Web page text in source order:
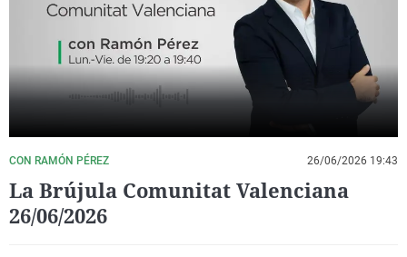
La rosa de los vientos
Gente viajera
Como el perro y el
Caso
Retornados
Equipo de
Operación Viuda
Extremadura
Galicia
La Rioja
País Vasco
Virales
Televisión
Elecciones
CON RAMÓN PÉREZ 26/06/2026 19:43
La Brújula Comunitat Valenciana
26/06/2026